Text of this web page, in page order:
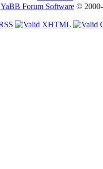
YaBB Forum Software© 2000-